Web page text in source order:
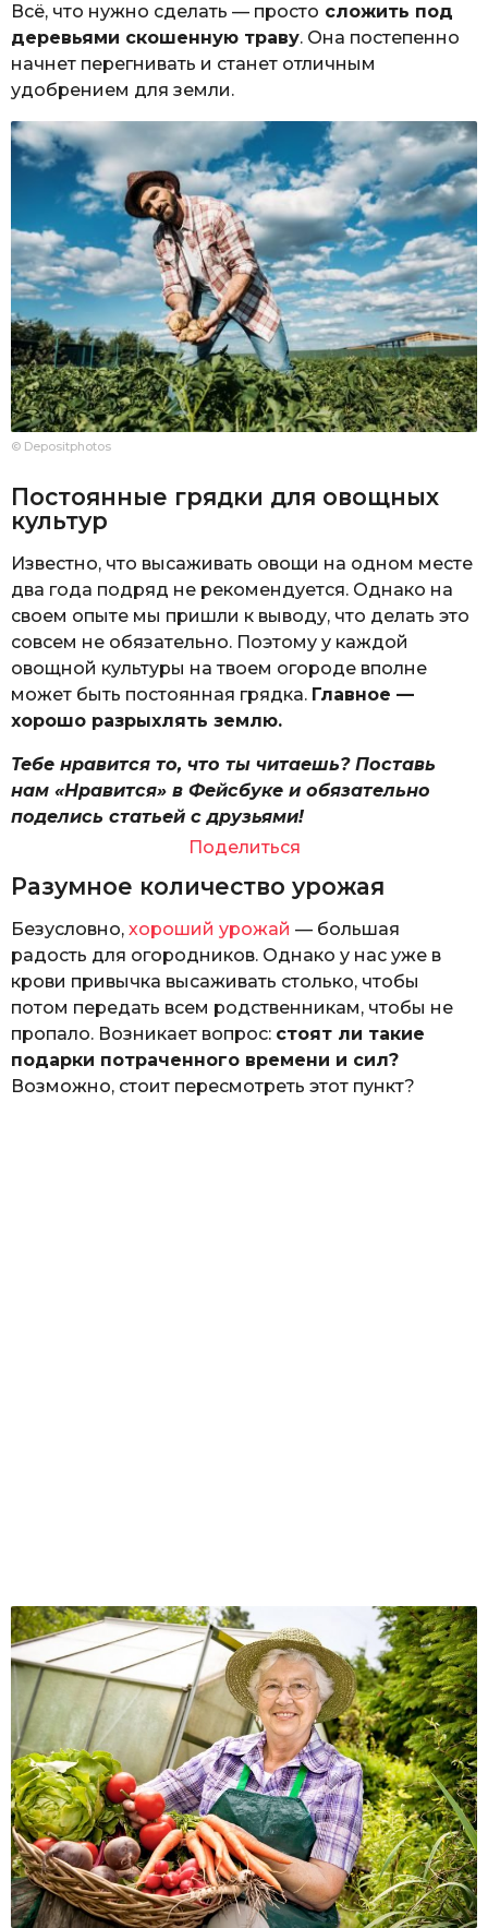
Всё, что нужно сделать — просто сложить под
деревьями скошенную траву. Она постепенно
начнет перегнивать и станет отличным
удобрением для земли.
© Depositphotos
Постоянные грядки для овощных
культур
Известно, что высаживать овощи на одном месте
два года подряд не рекомендуется. Однако на
своем опыте мы пришли к выводу, что делать это
совсем не обязательно. Поэтому у каждой
овощной культуры на твоем огороде вполне
может быть постоянная грядка. Главное —
хорошо разрыхлять землю.
Тебе нравится то, что ты читаешь? Поставь
нам «Нравится» в Фейсбуке и обязательно
поделись статьей с друзьями!
Поделиться
Разумное количество урожая
Безусловно, хороший урожай — большая
радость для огородников. Однако у нас уже в
крови привычка высаживать столько, чтобы
потом передать всем родственникам, чтобы не
пропало. Возникает вопрос: стоят ли такие
подарки потраченного времени и сил?
Возможно, стоит пересмотреть этот пункт?